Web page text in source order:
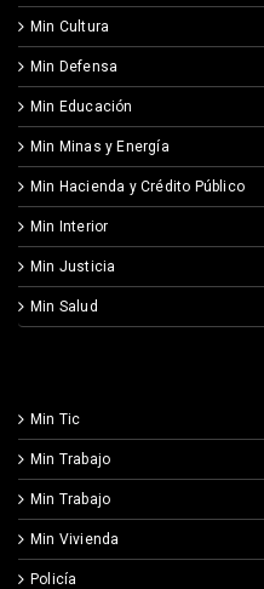
Min Cultura
Min Defensa
Min Educación
Min Minas y Energía
Min Hacienda y Crédito Público
Min Interior
Min Justicia
Min Salud
Min Tic
Min Trabajo
Min Trabajo
Min Vivienda
Policía